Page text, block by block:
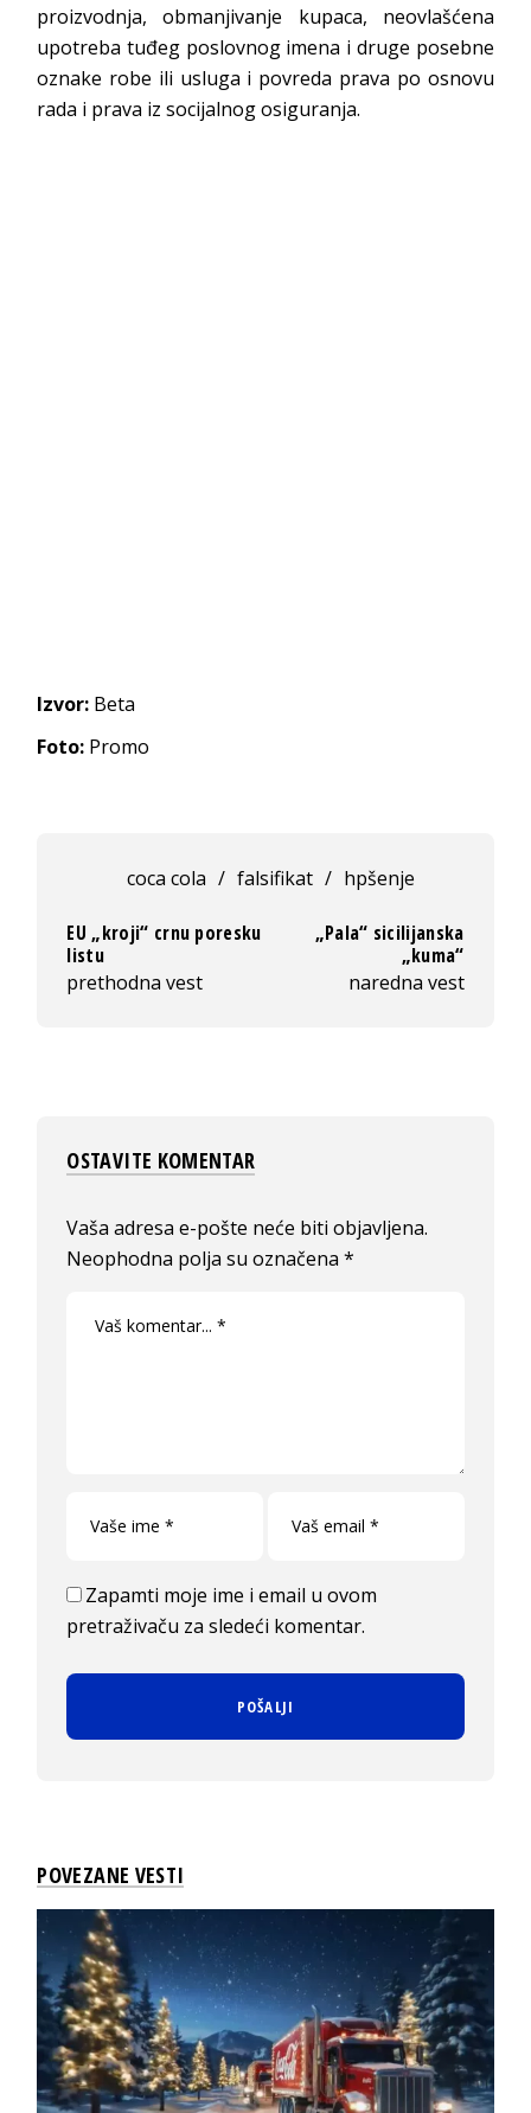
proizvodnja, obmanjivanje kupaca, neovlašćena
upotreba tuđeg poslovnog imena i druge posebne
oznake robe ili usluga i povreda prava po osnovu
rada i prava iz socijalnog osiguranja.
Izvor: Beta
Foto: Promo
coca cola / falsifikat / hpšenje
EU „kroji“ crnu poresku
listu
prethodna vest
„Pala“ sicilijanska
„kuma“
naredna vest
OSTAVITE KOMENTAR
Vaša adresa e-pošte neće biti objavljena.
Neophodna polja su označena*
Zapamti moje ime i email u ovom
pretraživaču za sledeći komentar.
POVEZANE VESTI